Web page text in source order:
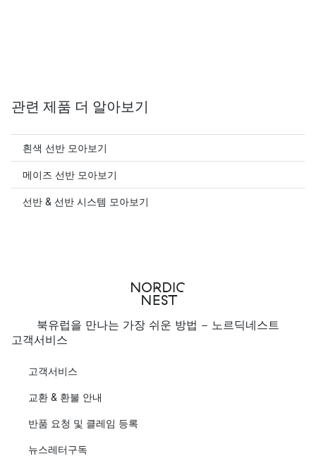
관련 제품 더 알아보기
흰색 선반 모아보기
메이즈 선반 모아보기
선반 & 선반 시스템 모아보기
북유럽을 만나는 가장 쉬운 방법 - 노르딕네스트
고객서비스
고객서비스
교환 & 환불 안내
반품 요청 및 클레임 등록
뉴스레터구독